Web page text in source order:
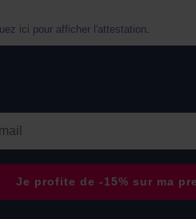
ici pour afficher l'attestation.
Je profite de -15% sur ma